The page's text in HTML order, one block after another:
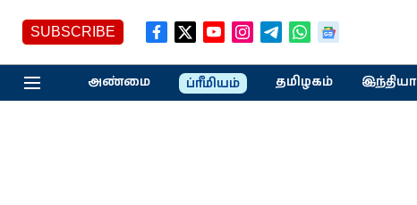
SUBSCRIBE
அண்மை ப்ரீமியம் தமிழகம் இந்தியா